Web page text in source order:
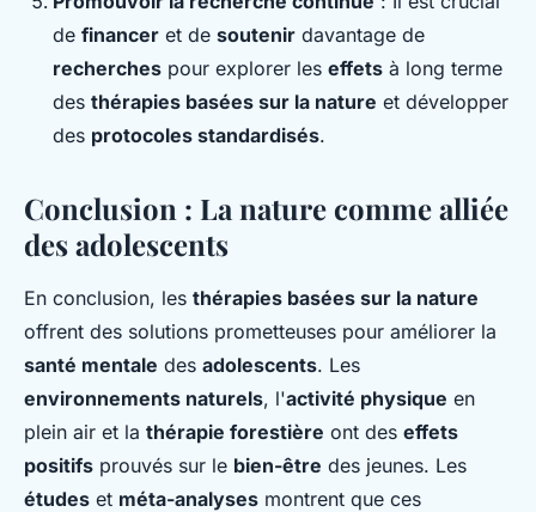
de financer et de soutenir davantage de
recherches pour explorer les effets à long terme
des thérapies basées sur la nature et développer
des protocoles standardisés.
Conclusion : La nature comme alliée
des adolescents
En conclusion, les thérapies basées sur la nature
offrent des solutions prometteuses pour améliorer la
santé mentale des adolescents. Les
environnements naturels, l'activité physique en
plein air et la thérapie forestière ont des effets
positifs prouvés sur le bien-être des jeunes. Les
études et méta-analyses montrent que ces